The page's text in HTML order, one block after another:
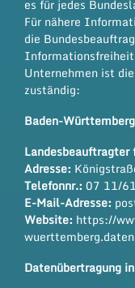
es für jedes
Für nähere
die
Unternehmen ist
zuständig:
Baden-
Adresse:
Telefonnr.: 07 11/
E-Mail-Adresse:
Website: https://
Datenübertragung